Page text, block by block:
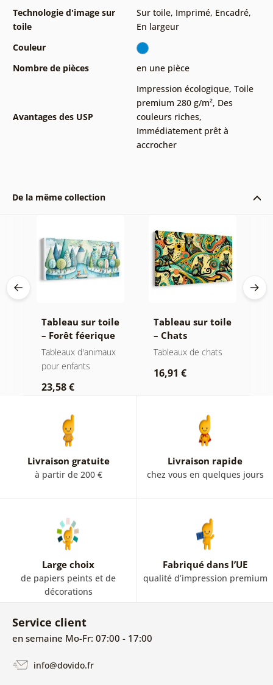
Technologie d'image sur
toile
Sur toile, Imprimé, Encadré,
En largeur
Couleur
Nombre de pièces
en une pièce
Avantages des USP
Impression écologique, Toile
premium 280 g/m², Des
couleurs riches,
Immédiatement prêt à
accrocher
De la même collection
Tableau sur toile
– Forêt féerique
avec renard et
hiboux
Tableaux d'animaux
pour enfants
23,58 €
Tableau sur toile
– Chats
psychédéliques
Tableaux de chats
16,91 €
Livraison gratuite
à partir de 200 €
Livraison rapide
chez vous en quelques jours
Large choix
de papiers peints et de
décorations
Fabriqué dans l’UE
qualité d’impression premium
Service client
en semaine Mo-Fr: 07:00 - 17:00
info@dovido.fr